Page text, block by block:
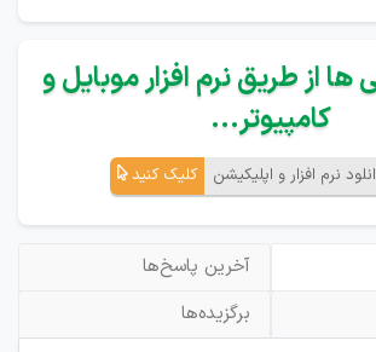
ها از طریق نرم افزار موبایل و
کامپیوتر...
نرم افزار و اپلیکیشن کلیک کنید
آخرین پاسخ‌ها
برگزیده‌ها